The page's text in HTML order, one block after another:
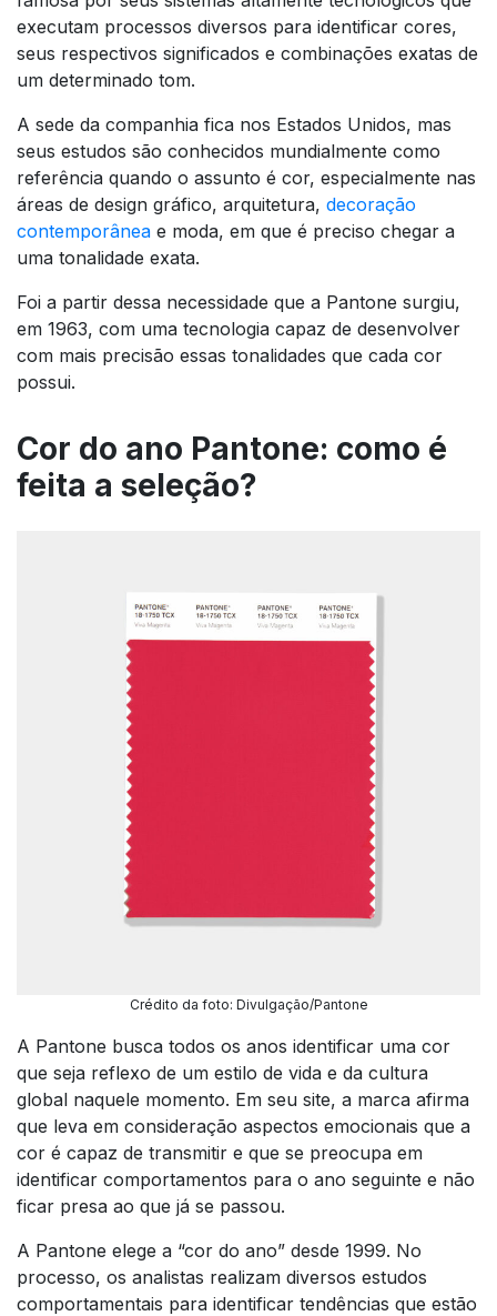
executam processos diversos para identificar cores,
seus respectivos significados e combinações exatas de
um determinado tom.
A sede da companhia fica nos Estados Unidos, mas
seus estudos são conhecidos mundialmente como
referência quando o assunto é cor, especialmente nas
áreas de design gráfico, arquitetura, decoração
contemporânea e moda, em que é preciso chegar a
uma tonalidade exata.
Foi a partir dessa necessidade que a Pantone surgiu,
em 1963, com uma tecnologia capaz de desenvolver
com mais precisão essas tonalidades que cada cor
possui.
Cor do ano Pantone: como é
feita a seleção?
Crédito da foto: Divulgação/Pantone
A Pantone busca todos os anos identificar uma cor
que seja reflexo de um estilo de vida e da cultura
global naquele momento. Em seu site, a marca afirma
que leva em consideração aspectos emocionais que a
cor é capaz de transmitir e que se preocupa em
identificar comportamentos para o ano seguinte e não
ficar presa ao que já se passou.
A Pantone elege a “cor do ano” desde 1999. No
processo, os analistas realizam diversos estudos
comportamentais para identificar tendências que estão